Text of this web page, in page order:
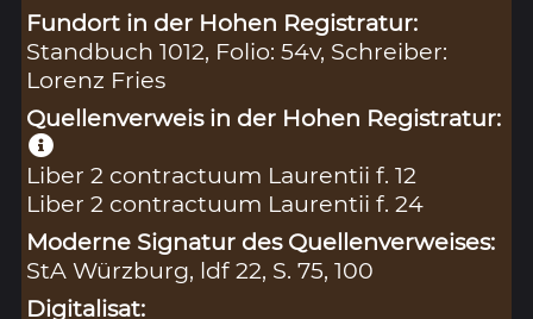
Fundort in der Hohen Registratur:
Standbuch 1012, Folio: 54v, Schreiber:
Lorenz Fries
Quellenverweis in der Hohen Registratur:
Liber 2 contractuum Laurentii f. 12
Liber 2 contractuum Laurentii f. 24
Moderne Signatur des Quellenverweises:
StA Würzburg, ldf 22, S. 75, 100
Digitalisat: